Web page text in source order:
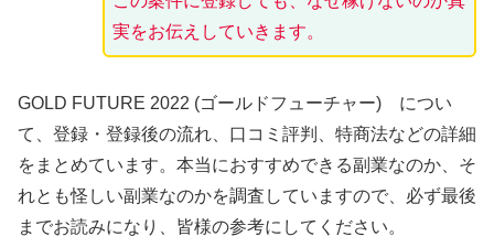
実をお伝えしていきます。
GOLD FUTURE 2022 (ゴールドフューチャー) につい
て、登録・登録後の流れ、口コミ評判、特商法などの詳細
をまとめています。本当におすすめできる副業なのか、そ
れとも怪しい副業なのかを調査していますので、必ず最後
までお読みになり、皆様の参考にしてください。